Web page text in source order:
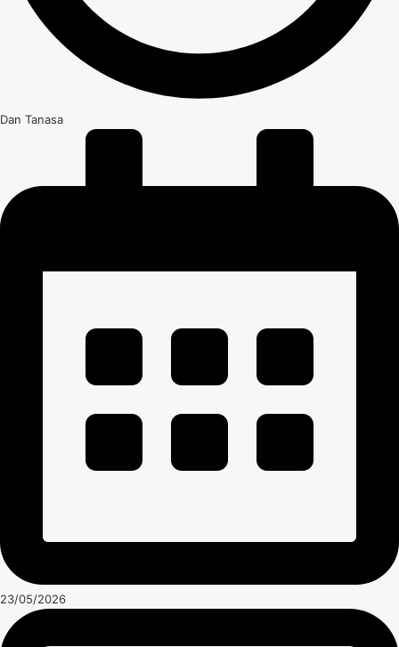
Dan Tanasa
23/05/2026